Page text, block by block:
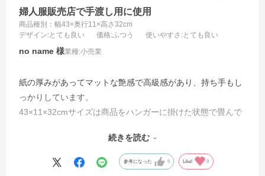
婦人服販売店で手渡し用に使用
商品種別：幅43×奥行11×高さ32cm
デザイン:とても良い 価格:ふつう 使いやすさ :とても良い
no name 業種:小売業
紙の厚みがあってマットな艶感で高級感があり、持ち手もし
っかりしています。
43×11×32cmサイズは商品をハンガーに掛けた状態で畳んで
32×11×29cmサイズはニット・カットソー・パンツなどを畳
んで数点入るマチ幅がありますので、
２サイズで大体賄えるので重宝しています。
続きを読む
参考になった 0 Like! 0